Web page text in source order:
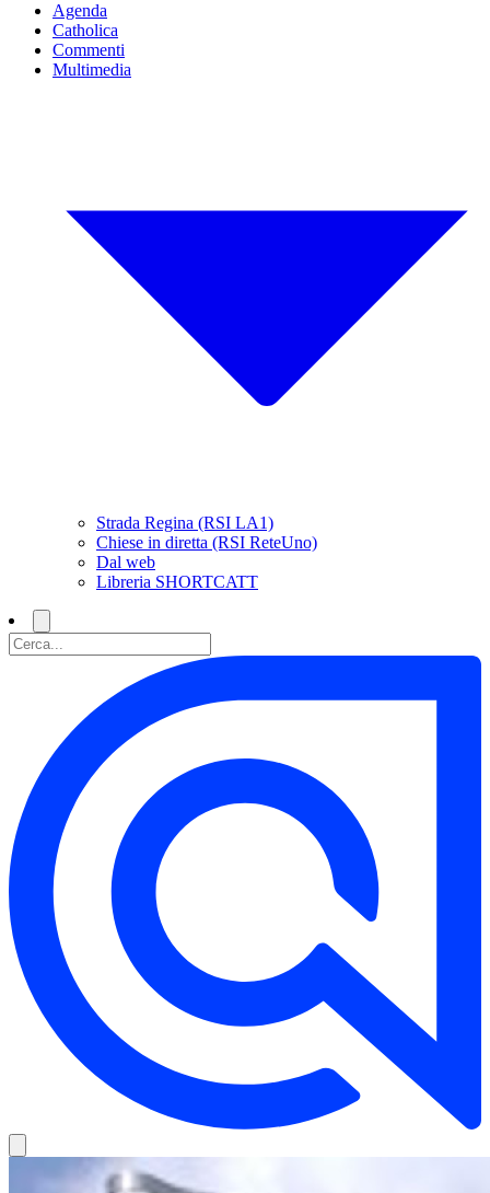
Agenda
Catholica
Commenti
Multimedia
Strada Regina (RSI LA1)
Chiese in diretta (RSI ReteUno)
Dal web
Libreria SHORTCATT